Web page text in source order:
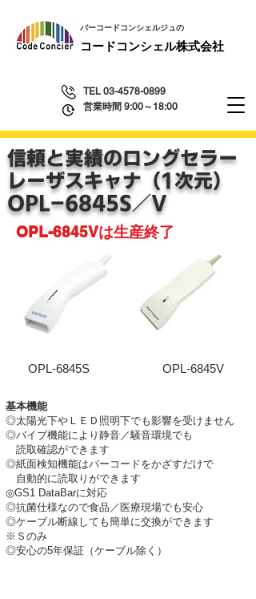
TEL 03-4578-0899
営業時間 9:00～18:00
​コードコンシェル株式会社
​バーコードコンシェルジュの
信頼と実績のロングセラー
レーザスキャナ（1次元）
​OPL-6845S／V
OPL-6845S
基本機能
◎太陽光下やＬＥＤ照明下でも影響を受けません
◎バイブ機能により静音／騒音環境でも
読取確認ができます
◎紙面検知機能はバーコードをかざすだけで
自動的に読取りができます
◎GS1 DataBarに対応
◎抗菌仕様なので食品／医療現場でも安心
◎ケーブル断線しても簡単に交換ができます
※Ｓのみ
◎安心の5年保証（ケーブル除く）
OPL-6845V
OPL-6845Vは生産終了